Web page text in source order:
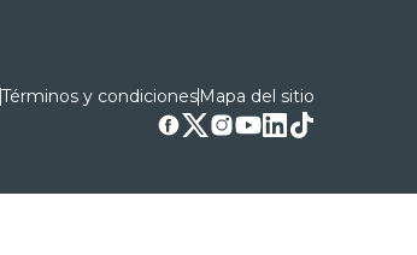
Términos y condicionesMapa del sitio